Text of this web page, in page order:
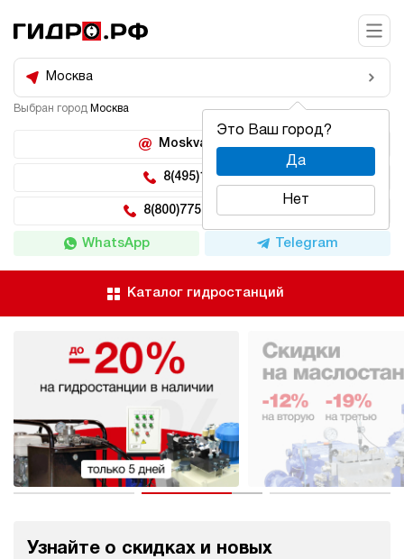
Москва
Это Ваш город?
Да
Нет
Выбран город Москва
Moskva@hidro.ru
8(495)150-04-62
8(800)775-04-62 доб 2
WhatsApp Telegram
Каталог гидростанций
Узнайте о скидках и новых